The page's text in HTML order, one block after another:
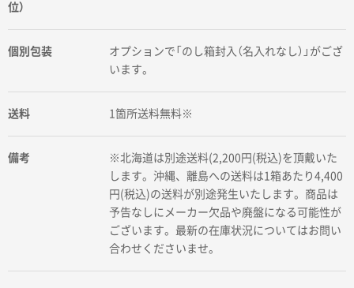
位）
個別包装
オプションで「のし箱封入（名入れなし）」がござ
います。
送料 1箇所送料無料※
備考
※北海道は別途送料(2,200円(税込)を頂戴いた
します。沖縄、離島への送料は1箱あたり4,400
円(税込)の送料が別途発生いたします。商品は
予告なしにメーカー欠品や廃盤になる可能性が
ございます。最新の在庫状況についてはお問い
合わせくださいませ。